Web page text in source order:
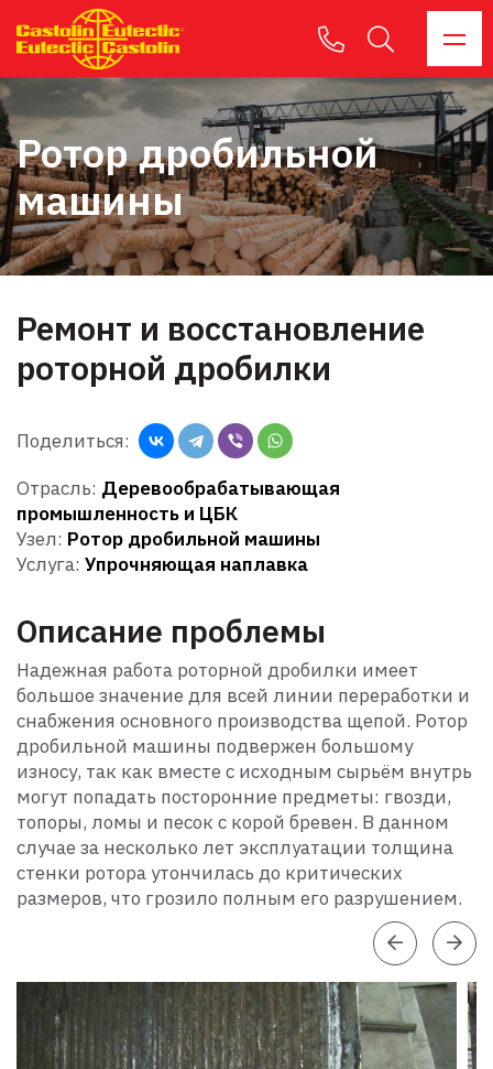
Ротор дробильной
машины
Ремонт и восстановление
роторной дробилки
Поделиться:
Отрасль: Деревообрабатывающая
промышленность и ЦБК
Узел: Ротор дробильной машины
Услуга: Упрочняющая наплавка
Описание проблемы
Надежная работа роторной дробилки имеет
большое значение для всей линии переработки и
снабжения основного производства щепой. Ротор
дробильной машины подвержен большому
износу, так как вместе с исходным сырьём внутрь
могут попадать посторонние предметы: гвозди,
топоры, ломы и песок с корой бревен. В данном
случае за несколько лет эксплуатации толщина
стенки ротора утончилась до критических
размеров, что грозило полным его разрушением.